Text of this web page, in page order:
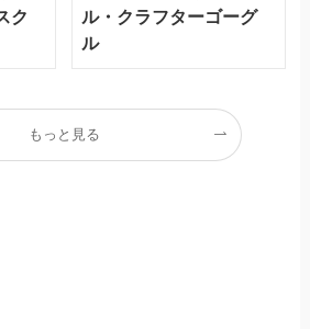
ク
ル・クラフターゴーグ
ル
もっと見る